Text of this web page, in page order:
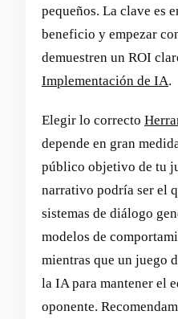
pequeños. La clave es
beneficio y empezar
demuestren un ROI
Implementación de IA.
Elegir lo correcto
depende en gran
público objetivo de tu
narrativo podría ser el
sistemas de diálogo
modelos de
mientras que un juego
la IA para mantener el
oponente.